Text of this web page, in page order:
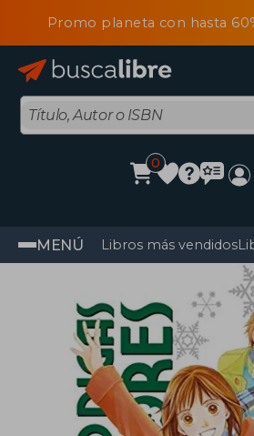
Promo planeta con hasta
0
MENÚ Libros más vendidos